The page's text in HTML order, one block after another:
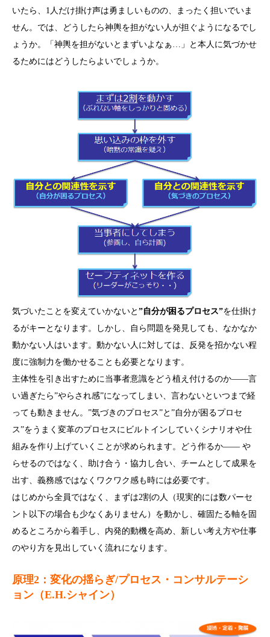
いたら、1人だけ掛け声は勇ましいものの、まったく担いでいま
せん。では、どうしたら神輿を担がない人が担ぐようになるでし
ょうか。「神輿を担がないとまずいよなぁ…」と本人に気づかせ
るためにはどうしたらよいでしょうか。
気づいたことを変えていかないと ”自分が困るプロセス”を仕掛け
るがキーとなります。しかし、自ら問題を発見しても、なかなか
動かない人はいます。動かない人に対しては、反発を招かない程
度に強制力を働かせることも必要となります。
主体性を引き出すために当事者意識をどう植え付けるのか――言
い過ぎたら”やらされ感”になってしまい、言わないといつまで経
っても動きません。”気づきのプロセス”と”自分が困るプロセ
ス”をうまく変革のプロセスにビルトインしていくシナリオや仕
組みを作り上げていくことが求められます。どう作るか―― や
らせるのではなく、助け合う・協力し合い、チームとして成果を
出す、義務感ではなくワクワク感も時には必要です。
はじめから全員ではなく、まずは2割の人（現実的には数パーセ
ント以下の場合も少なくありません）を動かし、確固たる軸を固
めるところから着手し、内発的動機を高め、新しい考え方や仕事
のやり方を見出していく流れになります。
原理2：変化の揺らぎ/プロセス・コンサルテーシ
ョン（E.H.シャイン）